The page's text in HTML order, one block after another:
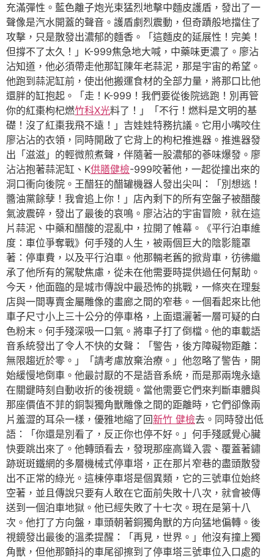
充滿彈性。藍色離子炮光束猛烈地擊中麵皮護盾，發出了一
聲像是汽水開蓋的聲音。護盾劇烈震動，但奇蹟般地擋住了
攻擊，只是散發出濃郁的麵香。「這麵皮的延展性！完美！
但撐不了太久！」K-999焦急地大喊，中藥味更濃了。廖沾
沾知道，他必須帶走他那缸陳年老蒜泥，那是宇宙的希望。
他跑到蒜泥缸前，使出他搬運食材的全部力量，將那口比他
還胖的缸抱起。「走！K-999！我們要從後院逃跑！別再管
你的紅棗枸杞燃竹科X光料了！」「不行！燃料是文明的基
礎！沒了紅棗我飛不遠！」吉娃娃特務抗議。它用小嘴咬住
廖沾沾的衣領，同時開啟了它背上的枸杞推進器。推進器發
出「滋滋」的輕微煎煮聲，伴隨著一股濃郁的蔘味爆發。廖
沾沾抱著蒜泥缸、K供膳健檢-999咬著他，一起從撞出來的
洞口衝向後院。王醋狂的醋罐機器人發出尖叫：「別想逃！
醬油黨餘孽！我會追上你！」店內剩下的所有空盤子被醋酸
氣波震碎，發出了最後的哀鳴。廖沾沾的宇宙冒險，就在這
片蒜泥、中藥和醋酸的混亂中，拉開了帷幕。《平行泊車維
度：車位爭奪戰》何手殘的人生，被兩個巨大的陰影籠罩
著：停車費，以及平行泊車。他那輛老舊的掀背車，彷彿繼
承了他所有的駕駛焦慮，從未在他需要時提供過任何幫助。
今天，他面臨的是城市傳說中最恐怖的挑戰，一條夾在理髮
店與一間專賣金屬雕像的畫廊之間的窄巷。一個看起來比他
車子尺寸小上三十公分的停車格，上面還灑著一層可疑的白
色粉末。何手殘深吸一口氣。將車子打了倒檔。他的車載語
音系統發出了令人不快的女聲：「警告，後方障礙物距離：
無限趨近於零。」「請考慮放棄治療。」他忽略了警告，開
始緩慢地倒車。他最討厭的不是語音系統，而是那兩塊永遠
在關鍵時刻自動收折的後視鏡。當他需要它們來判斷車體與
那座價值不菲的銅製獨角獸雕像之間的距離時，它們卻像兩
片羞澀的耳朵一樣，優雅地縮了回新竹 健檢去。同時發出低
語：「你還是別看了，反正你也停不好。」何手殘感覺心臟
快要跳出來了。他轉頭看去，發現那座高聳入雲、覆蓋著鏽
跡斑斑鐵網的多層機械式停車塔，正在那片窄巷的盡頭散發
出不正常的綠光。這棟停車塔是個異類，它的三號車位始終
空著，並且傳說只要有人敢在它面前失敗十八次，就會被傳
送到一個泊車地獄。他已經失敗了十七次。現在是第十八
次。他打了方向盤，車頭朝著銅獨角獸的方向猛地偏轉。後
視鏡發出最後的溫柔提醒：「再見，世界。」他沒有撞上獨
角獸，但他那顫抖的車尾卻擦到了停車塔三號車位入口處的